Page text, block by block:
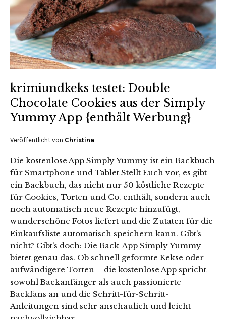
krimiundkeks testet: Double
Chocolate Cookies aus der Simply
Yummy App {enthält Werbung}
Veröffentlicht von Christina
Die kostenlose App Simply Yummy ist ein Backbuch
für Smartphone und Tablet Stellt Euch vor, es gibt
ein Backbuch, das nicht nur 50 köstliche Rezepte
für Cookies, Torten und Co. enthält, sondern auch
noch automatisch neue Rezepte hinzufügt,
wunderschöne Fotos liefert und die Zutaten für die
Einkaufsliste automatisch speichern kann. Gibt’s
nicht? Gibt’s doch: Die Back-App Simply Yummy
bietet genau das. Ob schnell geformte Kekse oder
aufwändigere Torten – die kostenlose App spricht
sowohl Backanfänger als auch passionierte
Backfans an und die Schritt-für-Schritt-
Anleitungen sind sehr anschaulich und leicht